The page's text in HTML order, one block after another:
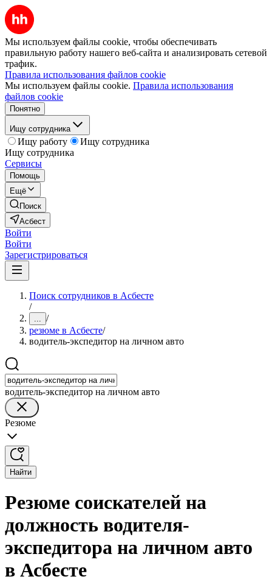
Мы используем файлы cookie, чтобы обеспечивать
правильную работу нашего веб-сайта и анализировать сетевой
трафик.
Правила использования файлов cookie
Мы используем файлы cookie. Правила использования
файлов cookie
Понятно
Ищу сотрудника
Ищу работу
Ищу сотрудника
Ищу сотрудника
Сервисы
Помощь
Ещё
Поиск
Асбест
Войти
Войти
Зарегистрироваться
Поиск сотрудников в Асбесте
/
... /
резюме в Асбесте/
водитель-экспедитор на личном авто
водитель-экспедитор на личном авто
Резюме
Найти
Резюме соискателей на
должность водителя-
экспедитора на личном авто
в Асбесте